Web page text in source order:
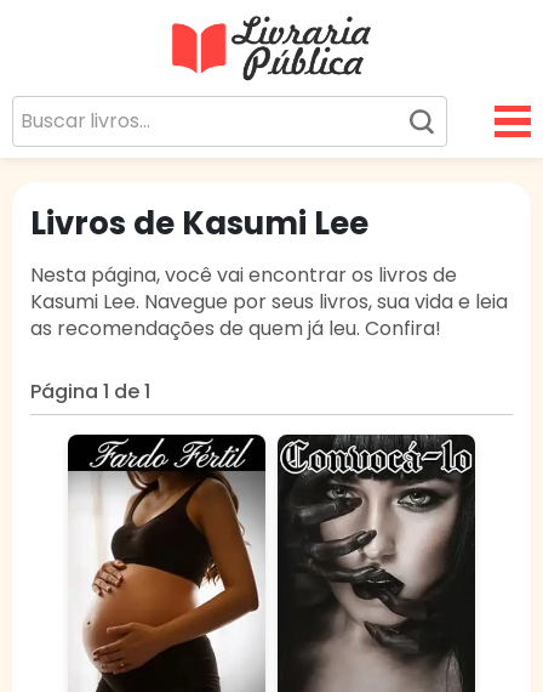
Sua Biblioteca Virtual Gratuita
Livros de Kasumi Lee
Nesta página, você vai encontrar os livros de
Kasumi Lee. Navegue por seus livros, sua vida e leia
as recomendações de quem já leu. Confira!
Página 1 de 1